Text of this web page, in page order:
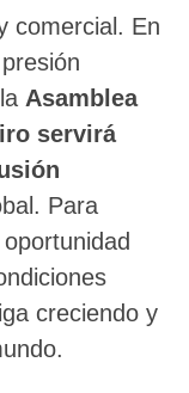
comercial. En
Asamblea
servirá
Para
creciendo y